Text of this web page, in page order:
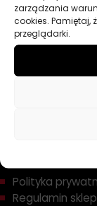
zarządzania
cookies. Pamiętaj,
przeglądarki.
Poradniki
Dobierz olej
Polityka
Regulamin